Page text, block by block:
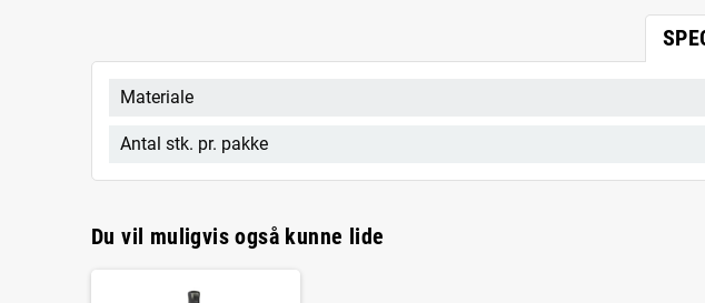
Materiale
Antal stk. pr. pakke
Du vil muligvis også kunne lide